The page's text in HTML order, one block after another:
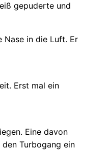
gepuderte und
Nase in die Luft. Er
Erst mal ein
Eine davon
Turbogang ein